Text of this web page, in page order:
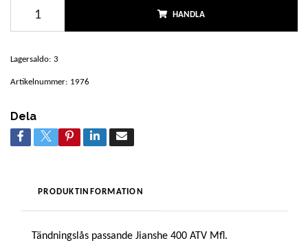
HANDLA
Lagersaldo: 3
Artikelnummer: 1976
Dela
PRODUKTINFORMATION
Tändningslås passande Jianshe 400 ATV Mfl.